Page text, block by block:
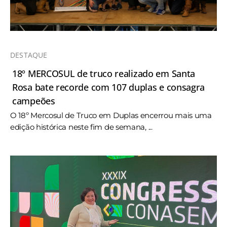
DESTAQUE
18º MERCOSUL de truco realizado em Santa
Rosa bate recorde com 107 duplas e consagra
campeões
O 18º Mercosul de Truco em Duplas encerrou mais uma
edição histórica neste fim de semana, ...